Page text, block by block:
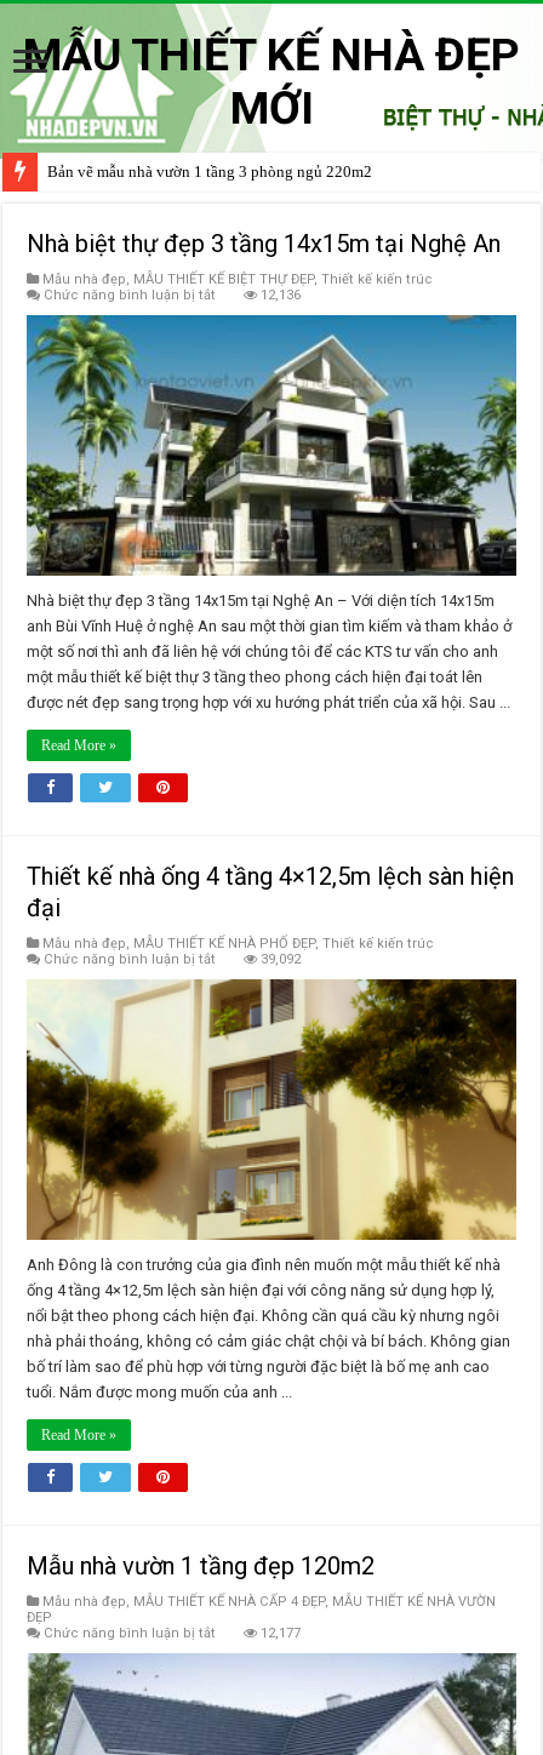
MẪU THIẾT KẾ NHÀ ĐẸP
MỚI
Một số mẫu nhà vườn đẹp 1 tầng giá rẻ bạn nên tham khảo
Nhà biệt thự đẹp 3 tầng 14x15m tại Nghệ An
Mẫu nhà đẹp, MẪU THIẾT KẾ BIỆT THỰ ĐẸP,Thiết kế kiến trúc
Chức năng bình luận bị tắt
tầng
14x15m
tại
Nghệ
An
12,136
Nhà biệt thự đẹp 3 tầng 14x15m tại Nghệ An – Với diện tích 14x15m
anh Bùi Vĩnh Huệ ở nghệ An sau một thời gian tìm kiếm và tham khảo ở
một số nơi thì anh đã liên hệ với chúng tôi để các KTS tư vấn cho anh
một mẫu thiết kế biệt thự 3 tầng theo phong cách hiện đại toát lên
được nét đẹp sang trọng hợp với xu hướng phát triển của xã hội. Sau ...
Read More »
Thiết kế nhà ống 4 tầng 4×12,5m lệch sàn hiện
đại
Mẫu nhà đẹp, MẪU THIẾT KẾ NHÀ PHỐ ĐẸP,Thiết kế kiến trúc
Chức năng bình luận bị tắt
kế
nhà
ống
4
4×12,5m
lệch
sàn
hiện
đại
39,092
Anh Đông là con trưởng của gia đình nên muốn một mẫu thiết kế nhà
ống 4 tầng 4×12,5m lệch sàn hiện đại với công năng sử dụng hợp lý,
nổi bật theo phong cách hiện đại. Không cần quá cầu kỳ nhưng ngôi
nhà phải thoáng, không có cảm giác chật chội và bí bách. Không gian
bố trí làm sao để phù hợp với từng người đặc biệt là bố mẹ anh cao
tuổi. Nắm được mong muốn của anh ...
Read More »
Mẫu nhà vườn 1 tầng đẹp 120m2
Mẫu nhà đẹp MẪU THIẾT KẾ NHÀ CẤP 4 ĐẸP, MẪU THIẾT KẾ NHÀ VƯỜN
ĐẸP
Chức năng bình luận bị tắt
tầng
120m2
12,177